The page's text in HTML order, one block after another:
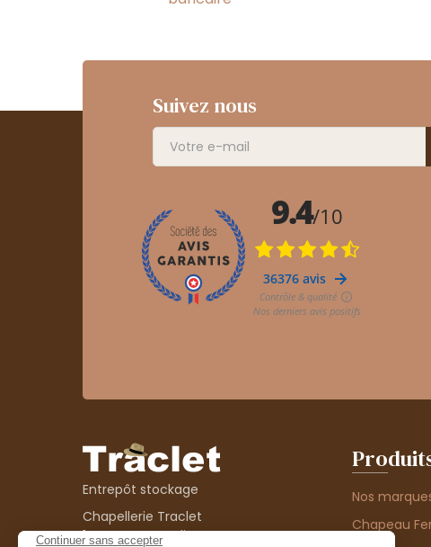
Suivez nous
Entrepôt stockage
Chapellerie Traclet
14 Impasse Bardin
Nos
Chapeau